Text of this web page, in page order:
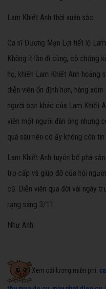
Lam Khiết Anh thời xuân sắc.
Ca sĩ Dương Mạn Lợi tiết lộ
Không ít lần đi cùng, cô chứng
họ, khiến Lam Khiết Anh hoảng
diễn viên ổn định hơn, hàng
người bạn khác của Lam Khiết
viên một người đàn ông nhưng
quá sâu nên cô ấy không còn
Lam Khiết Anh tuyên bố phá
trợ cấp và giúp đỡ của hội
cũ. Diễn viên qua đời vài ngày
rạng sáng 3/11.
Như Anh
Xem cải lương miễn phí: